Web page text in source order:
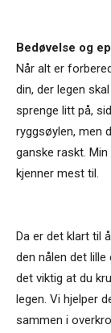
Bedøvelse og
Når alt er
din, der legen
sprenge litt på,
ryggsøylen, men
ganske raskt.
kjenner mest til.
Da er det klart til
den nålen det
det viktig at du
legen. Vi hjelper
sammen i